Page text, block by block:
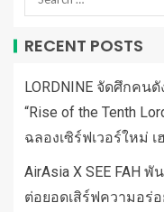
RECENT POSTS
LORDNINE จัดศึกคน
“Rise of the Tenth
ฉลองเซิร์ฟเวอร์ใหม่ เ
AirAsia X SEE FAH
ต่อยอดเสิร์ฟความอร่